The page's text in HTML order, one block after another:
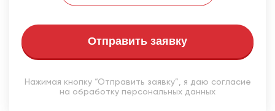
Отправить заявку
Нажимая кнопку “Отправить заявку”, я даю согласие
на обработку персональных данных